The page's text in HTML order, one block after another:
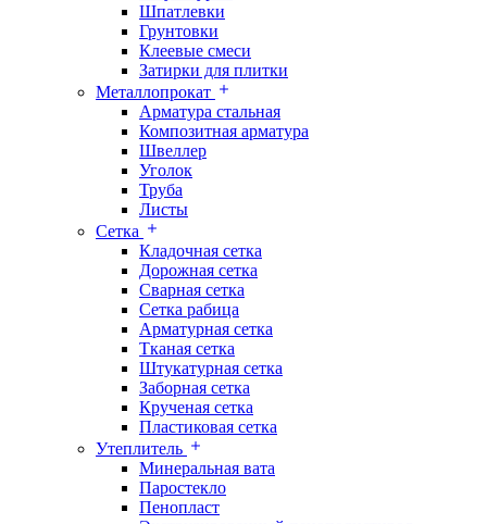
Шпатлевки
Грунтовки
Клеевые смеси
Затирки для плитки
Металлопрокат
Арматура стальная
Композитная арматура
Швеллер
Уголок
Труба
Листы
Сетка
Кладочная сетка
Дорожная сетка
Сварная сетка
Сетка рабица
Арматурная сетка
Тканая сетка
Штукатурная сетка
Заборная сетка
Крученая сетка
Пластиковая сетка
Утеплитель
Минеральная вата
Паростекло
Пенопласт